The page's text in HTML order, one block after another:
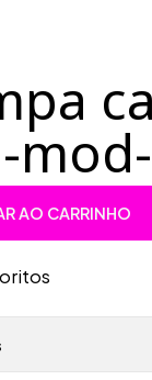
AO CARRINHO